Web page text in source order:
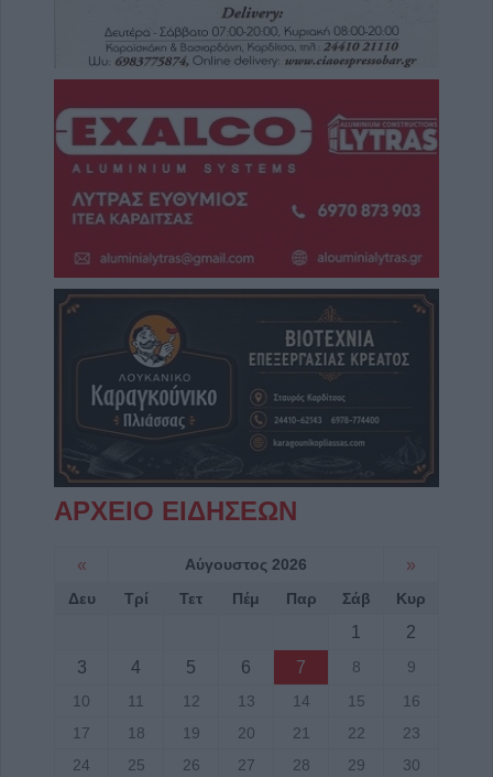
ΑΡΧΕΙΟ ΕΙΔΗΣΕΩΝ
« Αύγουστος 2026 »
Δευ Τρί Τετ Πέμ Παρ Σάβ Κυρ
1
2
3
4 5 6 7 8
9
10
11 12 13 14 15
16
17
18 19 20 21 22
23
24
25 26 27 28 29
30